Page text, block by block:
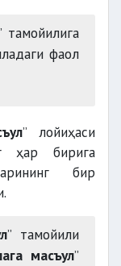
тамойилига
фаол
” лойиҳаси
ҳар бирига
бир
” тамойили
масъул”